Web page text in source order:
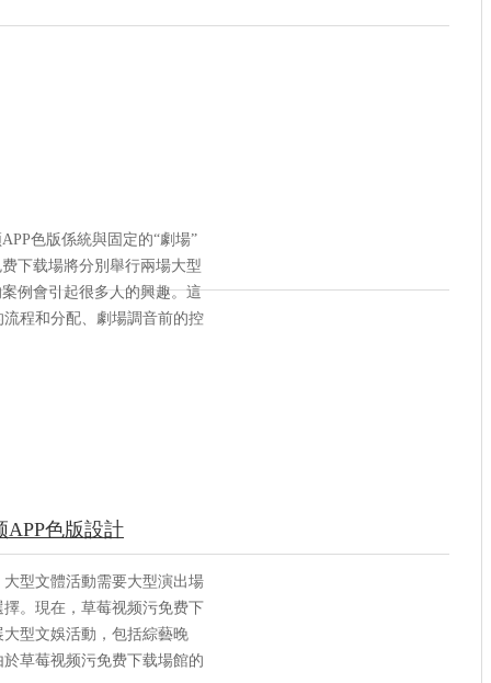
色版係統與固定的“劇場”
下载場將分別舉行兩場大型
例會引起很多人的興趣。這
程和分配、劇場調音前的控
色版設計
型文體活動需要大型演出場
。現在，草莓视频污免费下
型文娛活動，包括綜藝晚
草莓视频污免费下载場館的